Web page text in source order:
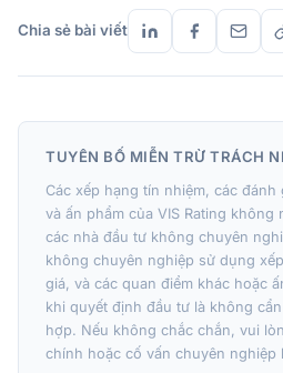
Chia sẻ bài viết
TUYÊN BỐ MIỄN TRỪ TRÁCH
Các xếp hạng tín nhiệm, các đánh
và ấn phẩm của VIS Rating
các nhà đầu tư không chuyên
không chuyên nghiệp sử dụng
giá, và các quan điểm khác hoặc
khi quyết định đầu tư là không
hợp. Nếu không chắc chắn, vui
chính hoặc cố vấn chuyên nghiệp